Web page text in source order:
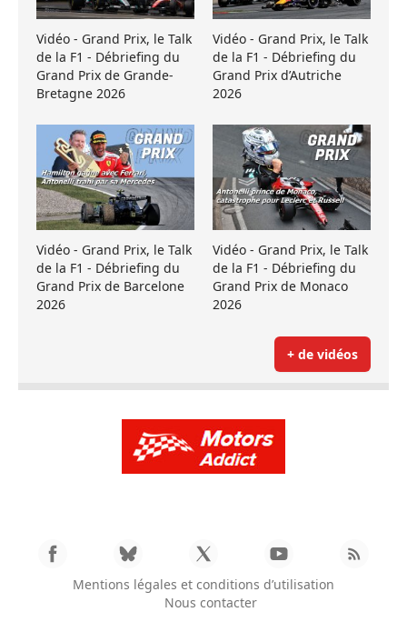
Vidéo - Grand Prix, le Talk
de la F1 - Débriefing du
Grand Prix de Grande-
Bretagne 2026
Vidéo - Grand Prix, le Talk
de la F1 - Débriefing du
Grand Prix d’Autriche
2026
Vidéo - Grand Prix, le Talk
de la F1 - Débriefing du
Grand Prix de Barcelone
2026
Vidéo - Grand Prix, le Talk
de la F1 - Débriefing du
Grand Prix de Monaco
2026
+ de vidéos
Mentions légales et conditions d’utilisation
Nous contacter